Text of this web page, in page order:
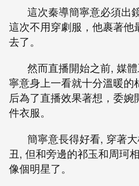
這次秦導簡寧意必須出
這次不用穿劇服，他裹著他
去了。
然而直播開始之前, 媒
寧意身上一看就十分溫暖的
后為了直播效果著想，委婉
件衣服。
簡寧意長得好看, 穿著
丑, 但和旁邊的祁玉和周珂
像個明星了。